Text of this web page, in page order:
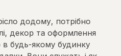
додому, потрібно
декор та оформлення
будь-якому будинку